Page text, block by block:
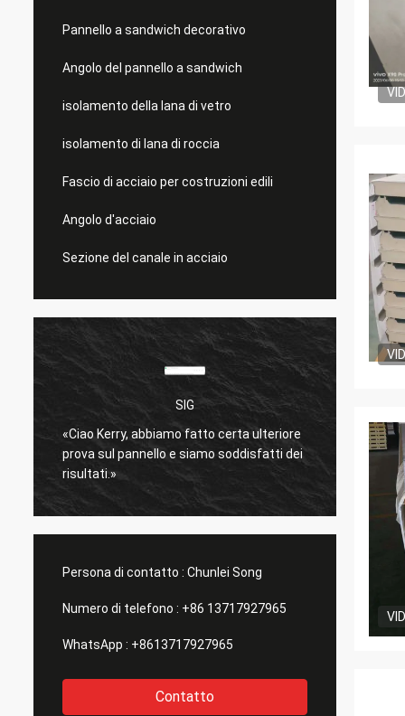
Pannello a sandwich decorativo
Angolo del pannello a sandwich
isolamento della lana di vetro
isolamento di lana di roccia
Fascio di acciaio per costruzioni edili
Angolo d'acciaio
Sezione del canale in acciaio
SIG
«Ciao Kerry, abbiamo fatto certa ulteriore
prova sul pannello e siamo soddisfatti dei
risultati.»
molto
Persona di contatto : Chunlei Song
Numero di telefono : +86 13717927965
WhatsApp : +8613717927965
Contatto